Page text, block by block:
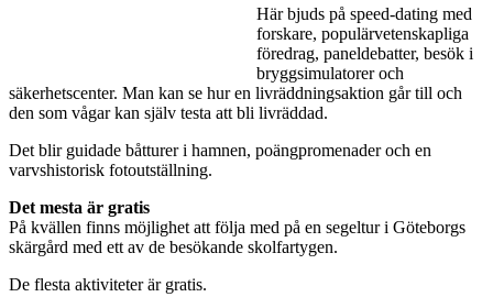
Här bjuds på speed-dating med
forskare, populärvetenskapliga
föredrag, paneldebatter, besök i
bryggsimulatorer och
säkerhetscenter. Man kan se hur en livräddningsaktion går till och
den som vågar kan själv testa att bli livräddad.
Det blir guidade båtturer i hamnen, poängpromenader och en
varvshistorisk fotoutställning.
Det mesta är gratis
På kvällen finns möjlighet att följa med på en segeltur i Göteborgs
skärgård med ett av de besökande skolfartygen.
De flesta aktiviteter är gratis.